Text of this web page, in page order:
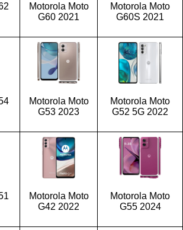
Motorola Moto
G60 2021
Motorola Moto
G60S 2021
Motorola Moto
G53 2023
Motorola Moto
G52 5G 2022
Motorola Moto
G42 2022
Motorola Moto
G55 2024